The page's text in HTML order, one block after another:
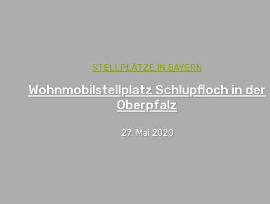
STELLPLÄTZE IN BAYERN
Wohnmobilstellplatz Schlupfloch in der
Oberpfalz
27. Mai 2020